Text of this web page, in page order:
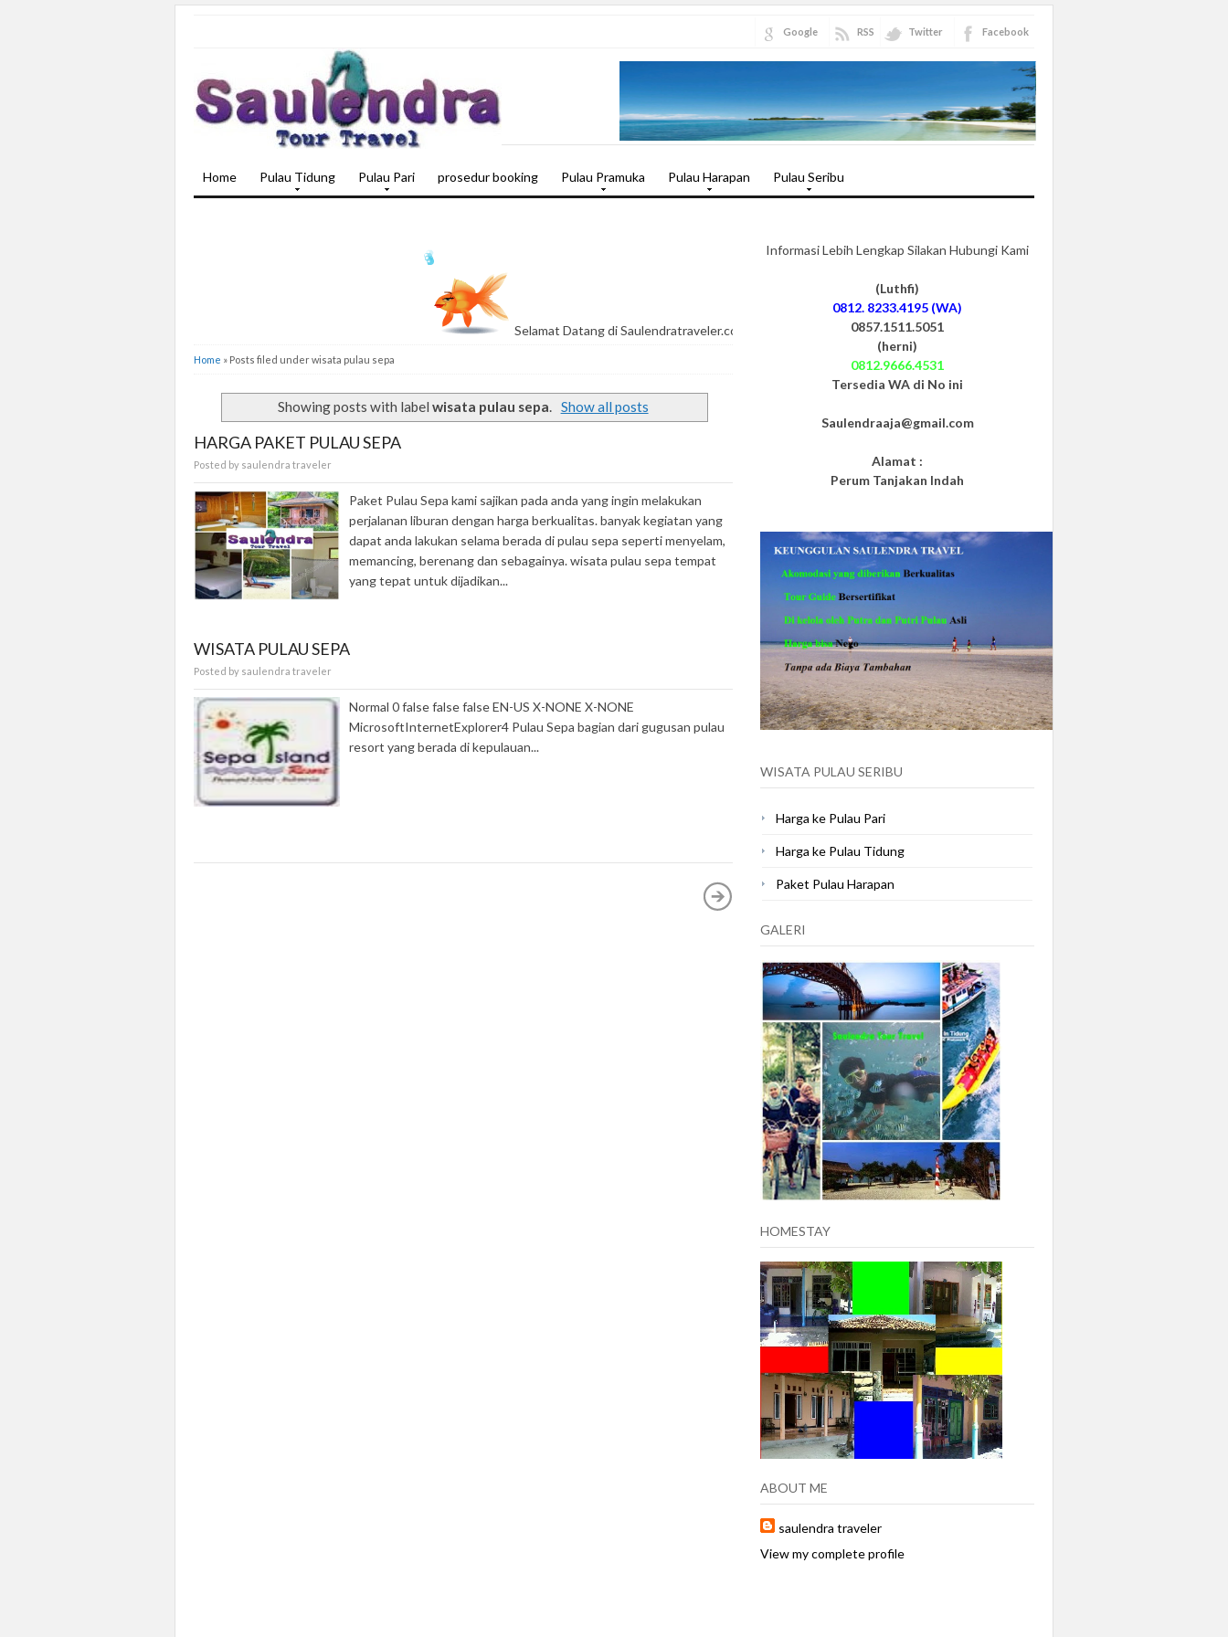
Facebook
Twitter
RSS
Google
Home Pulau Tidung Pulau Pari prosedur booking Pulau Pramuka Pulau Harapan Pulau Seribu
Selamat Datang di Saulendratraveler.com Agent Travel Pulau Seribu
Home » Posts filed under wisata pulau sepa
Showing posts with labelwisata pulau sepa. Show all posts
HARGA PAKET PULAU SEPA
Posted by saulendra traveler
Paket Pulau Sepa kami sajikan pada anda yang ingin melakukan
perjalanan liburan dengan harga berkualitas. banyak kegiatan yang
dapat anda lakukan selama berada di pulau sepa seperti menyelam,
memancing, berenang dan sebagainya. wisata pulau sepa tempat
yang tepat untuk dijadikan...
WISATA PULAU SEPA
Posted by saulendra traveler
Normal 0 false false false EN-US X-NONE X-NONE
MicrosoftInternetExplorer4 Pulau Sepa bagian dari gugusan pulau
resort yang berada di kepulauan...
Informasi Lebih Lengkap Silakan Hubungi Kami
(Luthfi)
0812. 8233.4195 (WA)
0857.1511.5051
(herni)
0812.9666.4531
Tersedia WA di No ini
Saulendraaja@gmail.com
Alamat :
Perum Tanjakan Indah
WISATA PULAU SERIBU
Harga ke Pulau Pari
Harga ke Pulau Tidung
Paket Pulau Harapan
GALERI
HOMESTAY
ABOUT ME
saulendra traveler
View my complete profile